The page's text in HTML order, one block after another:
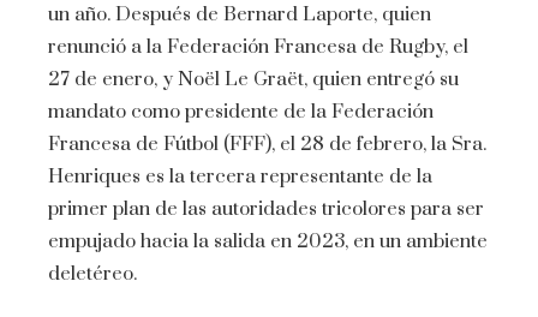
un año. Después de Bernard Laporte, quien
renunció a la Federación Francesa de Rugby, el
27 de enero, y Noël Le Graët, quien entregó su
mandato como presidente de la Federación
Francesa de Fútbol (FFF), el 28 de febrero, la Sra.
Henriques es la tercera representante de la
primer plan de las autoridades tricolores para ser
empujado hacia la salida en 2023, en un ambiente
deletéreo.